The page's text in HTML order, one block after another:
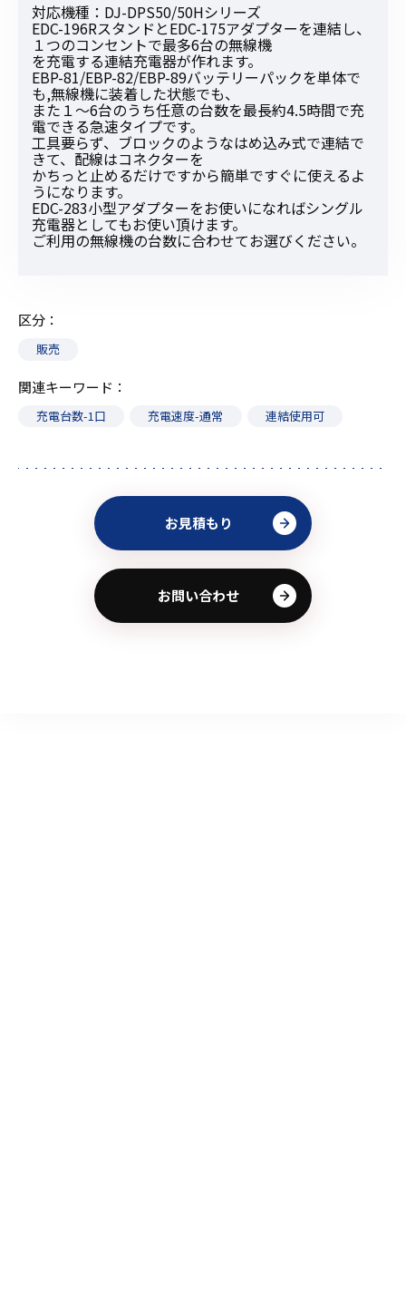
対応機種：DJ-DPS50/50Hシリーズ
EDC-196RスタンドとEDC-175アダプターを連結し、
１つのコンセントで最多6台の無線機
を充電する連結充電器が作れます。
EBP-81/EBP-82/EBP-89バッテリーパックを単体で
も,無線機に装着した状態でも、
また１〜6台のうち任意の台数を最長約4.5時間で充
電できる急速タイプです。
工具要らず、ブロックのようなはめ込み式で連結で
きて、配線はコネクターを
かちっと止めるだけですから簡単ですぐに使えるよ
うになります。
EDC-283小型アダプターをお使いになればシングル
充電器としてもお使い頂けます。
ご利用の無線機の台数に合わせてお選びください。
区分
販売
関連キーワード
充電台数-1口 充電速度-通常 連結使用可
お見積もり
お問い合わせ